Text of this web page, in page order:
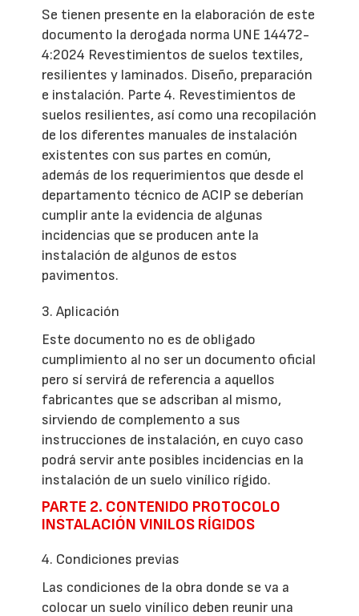
Se tienen presente en la elaboración de este
documento la derogada norma UNE 14472-
4:2024 Revestimientos de suelos textiles,
resilientes y laminados. Diseño, preparación
e instalación. Parte 4. Revestimientos de
suelos resilientes, así como una recopilación
de los diferentes manuales de instalación
existentes con sus partes en común,
además de los requerimientos que desde el
departamento técnico de ACIP se deberían
cumplir ante la evidencia de algunas
incidencias que se producen ante la
instalación de algunos de estos
pavimentos.
3. Aplicación
Este documento no es de obligado
cumplimiento al no ser un documento oficial
pero sí servirá de referencia a aquellos
fabricantes que se adscriban al mismo,
sirviendo de complemento a sus
instrucciones de instalación, en cuyo caso
podrá servir ante posibles incidencias en la
instalación de un suelo vinílico rígido.
PARTE 2. CONTENIDO PROTOCOLO
INSTALACIÓN VINILOS RÍGIDOS
4. Condiciones previas
Las condiciones de la obra donde se va a
colocar un suelo vinílico deben reunir una